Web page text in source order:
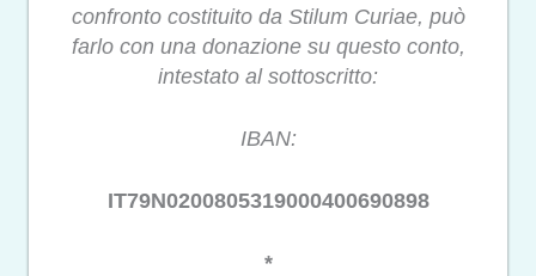
confronto costituito da Stilum Curiae, può
farlo con una donazione su questo conto,
intestato al sottoscritto:
IBAN:
IT79N0200805319000400690898
*